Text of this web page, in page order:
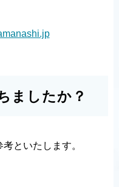
ましたか？
といたします。